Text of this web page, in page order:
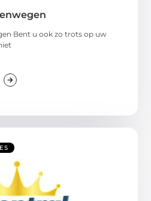
Bent u ook zo trots op uw